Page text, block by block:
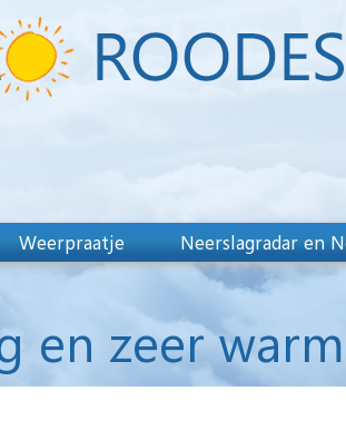
Weerpraatje Neerslagradar en
en zeer